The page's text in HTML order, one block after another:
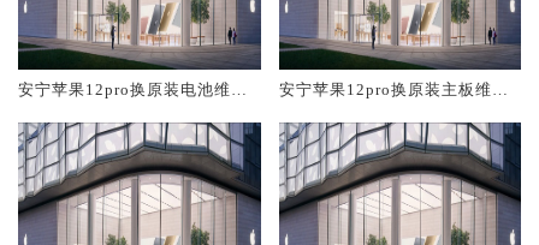
安宁苹果12pro换原装电池维修
安宁苹果12pro换原装主板维修